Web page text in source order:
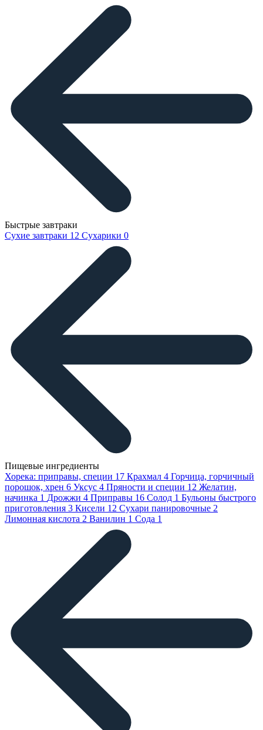
Быстрые завтраки
Сухие завтраки 12 Сухарики 0
Пищевые ингредиенты
Хорека: приправы, специи 17 Крахмал 4 Горчица, горчичный
порошок, хрен 6 Уксус 4 Пряности и специи 12 Желатин,
начинка 1 Дрожжи 4 Приправы 16 Солод 1 Бульоны быстрого
приготовления 3 Кисели 12 Сухари панировочные 2
Лимонная кислота 2 Ванилин 1 Сода 1